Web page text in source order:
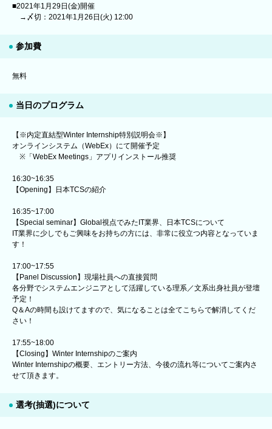
■2021年1月29日(金)開催
→〆切：2021年1月26日(火) 12:00
参加費
無料
当日のプログラム
【※内定直結型Winter Internship特別説明会※】
オンラインシステム（WebEx）にて開催予定
※「WebEx Meetings」アプリインストール推奨
16:30~16:35
【Opening】日本TCSの紹介
16:35~17:00
【Special seminar】Global視点でみたIT業界、日本TCSについて
IT業界に少しでもご興味をお持ちの方には、非常に役立つ内容となっていま
す！
17:00~17:55
【Panel Discussion】現場社員への直接質問
各分野でシステムエンジニアとして活躍している理系／文系出身社員が登壇
予定！
Q＆Aの時間も設けてますので、気になることは全てこちらで解消してくだ
さい！
17:55~18:00
【Closing】Winter Internshipのご案内
Winter Internshipの概要、エントリー方法、今後の流れ等についてご案内さ
せて頂きます。
選考(抽選)について